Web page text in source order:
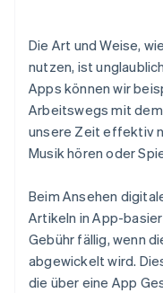
Die Art und Weise,
nutzen, ist
Apps können wir
Arbeitswegs mit
unsere Zeit effektiv
Musik hören oder
Beim Ansehen
Artikeln in App-
Gebühr fällig, wenn
abgewickelt wird.
die über eine App